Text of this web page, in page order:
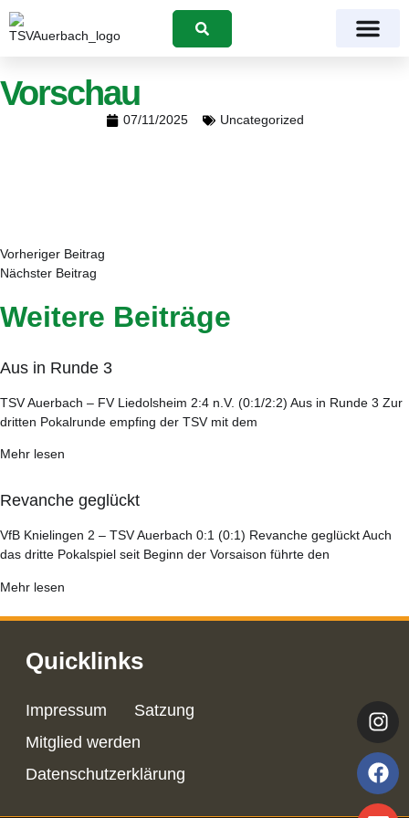
Suchen
Vorschau
07/11/2025 Uncategorized
Vorheriger Beitrag
Nächster Beitrag
Weitere Beiträge
Aus in Runde 3
TSV Auerbach – FV Liedolsheim 2:4 n.V. (0:1/2:2) Aus in Runde 3 Zur
dritten Pokalrunde empfing der TSV mit dem
Mehr lesen
Revanche geglückt
VfB Knielingen 2 – TSV Auerbach 0:1 (0:1) Revanche geglückt Auch
das dritte Pokalspiel seit Beginn der Vorsaison führte den
Mehr lesen
Quicklinks
Impressum
Satzung
Mitglied werden
Datenschutzerklärung